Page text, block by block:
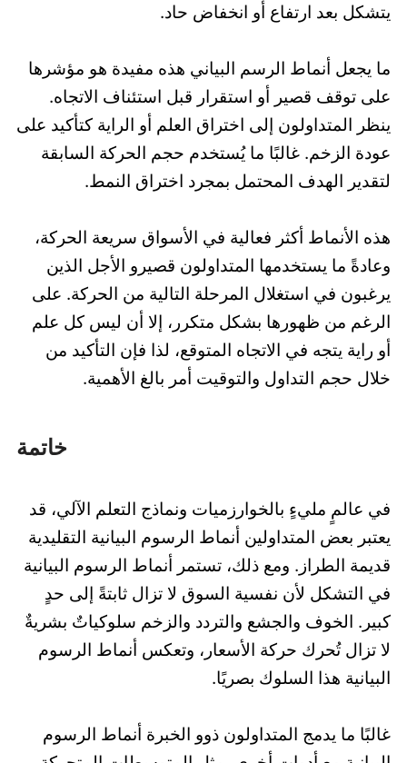
يتشكل بعد ارتفاع أو انخفاض حاد.
ما يجعل أنماط الرسم البياني هذه مفيدة هو مؤشرها
على توقف قصير أو استقرار قبل استئناف الاتجاه.
ينظر المتداولون إلى اختراق العلم أو الراية كتأكيد على
عودة الزخم. غالبًا ما يُستخدم حجم الحركة السابقة
لتقدير الهدف المحتمل بمجرد اختراق النمط.
هذه الأنماط أكثر فعالية في الأسواق سريعة الحركة،
وعادةً ما يستخدمها المتداولون قصيرو الأجل الذين
يرغبون في استغلال المرحلة التالية من الحركة. على
الرغم من ظهورها بشكل متكرر، إلا أن ليس كل علم
أو راية يتجه في الاتجاه المتوقع، لذا فإن التأكيد من
خلال حجم التداول والتوقيت أمر بالغ الأهمية.
خاتمة
في عالمٍ مليءٍ بالخوارزميات ونماذج التعلم الآلي، قد
يعتبر بعض المتداولين أنماط الرسوم البيانية التقليدية
قديمة الطراز. ومع ذلك، تستمر أنماط الرسوم البيانية
في التشكل لأن نفسية السوق لا تزال ثابتةً إلى حدٍ
كبير. الخوف والجشع والتردد والزخم سلوكياتٌ بشريةٌ
لا تزال تُحرك حركة الأسعار، وتعكس أنماط الرسوم
البيانية هذا السلوك بصريًا.
غالبًا ما يدمج المتداولون ذوو الخبرة أنماط الرسوم